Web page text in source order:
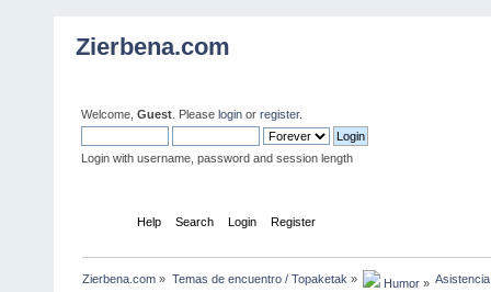
Zierbena.com
Welcome, Guest . Please login or register.
Login with username, password and session length
Help Search Login Register
Zierbena.com » Temas de encuentro / Topaketak » Humor»